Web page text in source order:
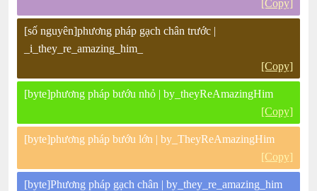
[Copy]
[số nguyên]phương pháp gạch chân trước |
_i_they_re_amazing_him_
[Copy]
[byte]phương pháp bướu nhỏ | by_theyReAmazingHim
[Copy]
[byte]phương pháp bướu lớn | by_TheyReAmazingHim
[Copy]
[byte]Phương pháp gạch chân | by_they_re_amazing_him